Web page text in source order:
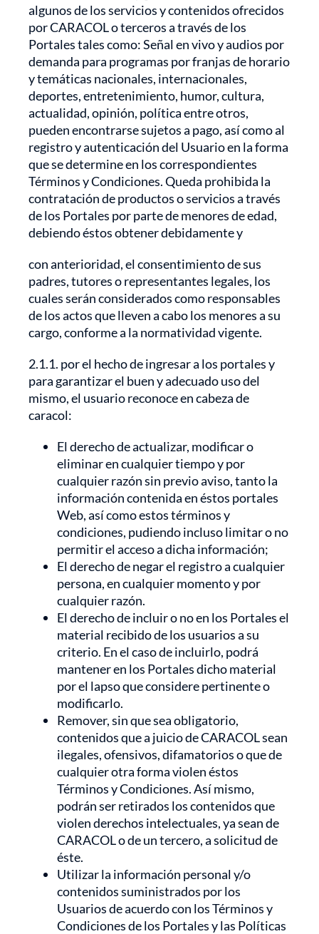
algunos de los servicios y contenidos ofrecidos
por CARACOL o terceros a través de los
Portales tales como: Señal en vivo y audios por
demanda para programas por franjas de horario
y temáticas nacionales, internacionales,
deportes, entretenimiento, humor, cultura,
actualidad, opinión, política entre otros,
pueden encontrarse sujetos a pago, así como al
registro y autenticación del Usuario en la forma
que se determine en los correspondientes
Términos y Condiciones. Queda prohibida la
contratación de productos o servicios a través
de los Portales por parte de menores de edad,
debiendo éstos obtener debidamente y
con anterioridad, el consentimiento de sus
padres, tutores o representantes legales, los
cuales serán considerados como responsables
de los actos que lleven a cabo los menores a su
cargo, conforme a la normatividad vigente.
2.1.1. por el hecho de ingresar a los portales y
para garantizar el buen y adecuado uso del
mismo, el usuario reconoce en cabeza de
caracol:
El derecho de actualizar, modificar o
eliminar en cualquier tiempo y por
cualquier razón sin previo aviso, tanto la
información contenida en éstos portales
Web, así como estos términos y
condiciones, pudiendo incluso limitar o no
permitir el acceso a dicha información;
El derecho de negar el registro a cualquier
persona, en cualquier momento y por
cualquier razón.
El derecho de incluir o no en los Portales el
material recibido de los usuarios a su
criterio. En el caso de incluirlo, podrá
mantener en los Portales dicho material
por el lapso que considere pertinente o
modificarlo.
Remover, sin que sea obligatorio,
contenidos que a juicio de CARACOL sean
ilegales, ofensivos, difamatorios o que de
cualquier otra forma violen éstos
Términos y Condiciones. Así mismo,
podrán ser retirados los contenidos que
violen derechos intelectuales, ya sean de
CARACOL o de un tercero, a solicitud de
éste.
Utilizar la información personal y/o
contenidos suministrados por los
Usuarios de acuerdo con los Términos y
Condiciones de los Portales y las Políticas